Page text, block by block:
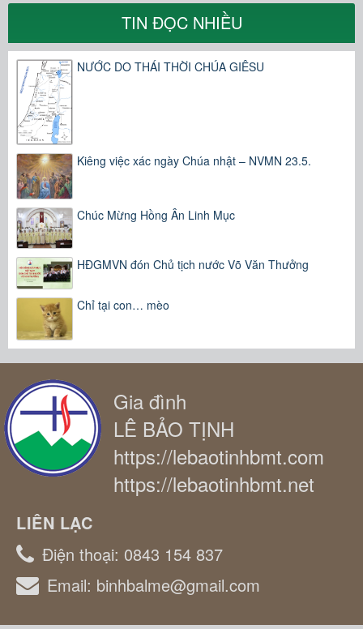
TIN ĐỌC NHIỀU
NƯỚC DO THÁI THỜI CHÚA GIÊSU
Kiêng việc xác ngày Chúa nhật – NVMN 23.5.
Chúc Mừng Hồng Ân Linh Mục
HĐGMVN đón Chủ tịch nước Võ Văn Thưởng
Chỉ tại con… mèo
Gia đình
LÊ BẢO TỊNH
https://lebaotinhbmt.com
https://lebaotinhbmt.net
LIÊN LẠC
Điện thoại: 0843 154 837
Email: binhbalme@gmail.com